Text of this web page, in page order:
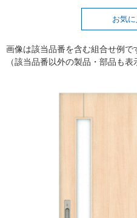
お気に
画像は該当品番を含む組合せ例で
（該当品番以外の製品・部品も表